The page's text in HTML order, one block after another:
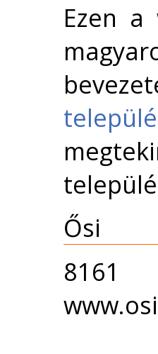
Ezen
Ősi
8161